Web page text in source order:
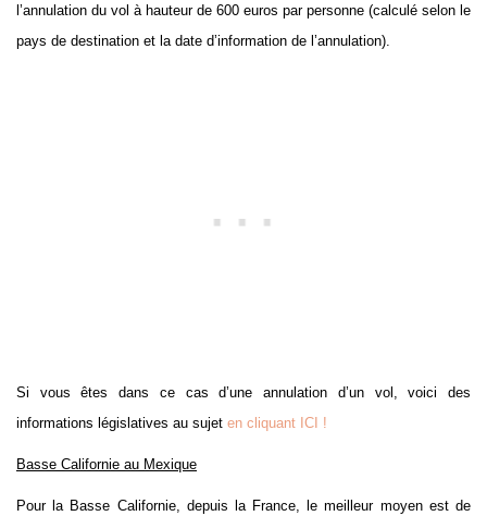
l’annulation du vol à hauteur de 600 euros par personne (calculé selon le
pays de destination et la date d’information de l’annulation).
Si vous êtes dans ce cas d’une annulation d’un vol, voici des
informations législatives au sujet en cliquant ICI !
Basse Californie au Mexique
Pour la Basse Californie, depuis la France, le meilleur moyen est de